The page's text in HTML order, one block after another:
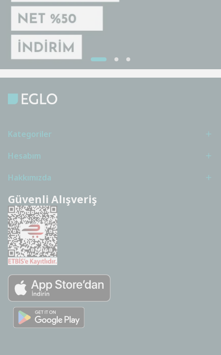
Kategoriler
Hesabım
Hakkımızda
Güvenli Alışveriş